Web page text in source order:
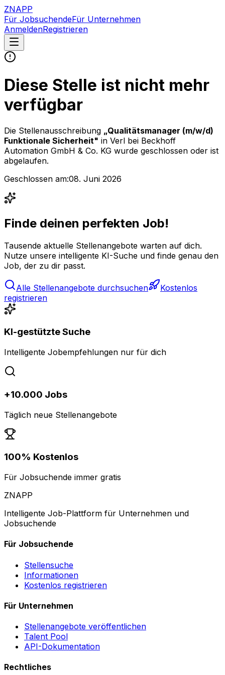
ZNAPP
Für JobsuchendeFür Unternehmen
AnmeldenRegistrieren
Diese Stelle ist nicht mehr
verfügbar
Die Stellenausschreibung „Qualitätsmanager (m/w/d)
Funktionale Sicherheit" in Verl bei Beckhoff
Automation GmbH & Co. KG wurde geschlossen oder ist
abgelaufen.
Geschlossen am:08. Juni 2026
Finde deinen perfekten Job!
Tausende aktuelle Stellenangebote warten auf dich.
Nutze unsere intelligente KI-Suche und finde genau den
Job, der zu dir passt.
Alle Stellenangebote durchsuchen
Kostenlos
registrieren
KI-gestützte Suche
Intelligente Jobempfehlungen nur für dich
+10.000 Jobs
Täglich neue Stellenangebote
100% Kostenlos
Für Jobsuchende immer gratis
ZNAPP
Intelligente Job-Plattform für Unternehmen und
Jobsuchende
Für Jobsuchende
Stellensuche
Informationen
Kostenlos registrieren
Für Unternehmen
Stellenangebote veröffentlichen
Talent Pool
API-Dokumentation
Rechtliches